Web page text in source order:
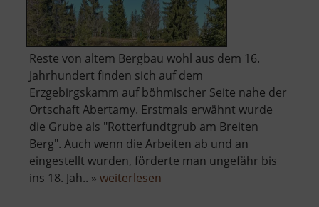
Reste von altem Bergbau wohl aus dem 16.
Jahrhundert finden sich auf dem
Erzgebirgskamm auf böhmischer Seite nahe der
Ortschaft Abertamy. Erstmals erwähnt wurde
die Grube als "Rotterfundtgrub am Breiten
Berg". Auch wenn die Arbeiten ab und an
eingestellt wurden, förderte man ungefähr bis
ins 18. Jah.. » weiterlesen